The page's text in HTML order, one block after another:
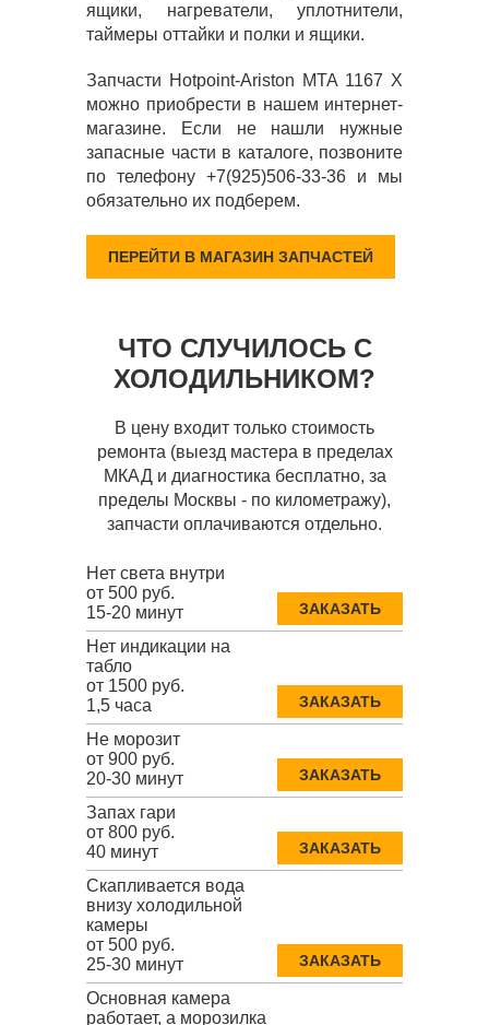
ящики, нагреватели, уплотнители,
таймеры оттайки и полки и ящики.
Запчасти Hotpoint-Ariston MTA 1167 X
можно приобрести в нашем интернет-
магазине. Если не нашли нужные
запасные части в каталоге, позвоните
по телефону +7(925)506-33-36 и мы
обязательно их подберем.
ПЕРЕЙТИ В МАГАЗИН ЗАПЧАСТЕЙ
ЧТО СЛУЧИЛОСЬ С
ХОЛОДИЛЬНИКОМ?
В цену входит только стоимость
ремонта (выезд мастера в пределах
МКАД и диагностика бесплатно, за
пределы Москвы - по километражу),
запчасти оплачиваются отдельно.
Нет света внутри
от 500 руб.
15-20 минут
ЗАКАЗАТЬ
Нет индикации на
табло
от 1500 руб.
1,5 часа
ЗАКАЗАТЬ
Не морозит
от 900 руб.
20-30 минут
ЗАКАЗАТЬ
Запах гари
от 800 руб.
40 минут
ЗАКАЗАТЬ
Скапливается вода
внизу холодильной
камеры
от 500 руб.
25-30 минут
ЗАКАЗАТЬ
Основная камера
работает, а морозилка